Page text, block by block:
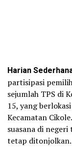
Harian
partisipasi
sejumlah TPS di
15, yang
Kecamatan
suasana di
tetap ditonjolkan.